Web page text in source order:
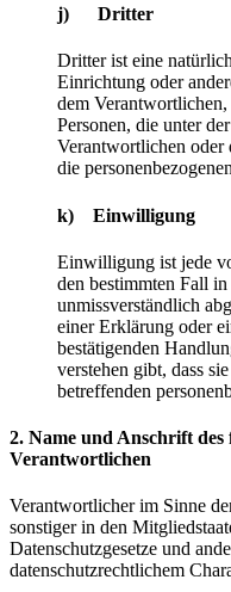
j) Dritter
Dritter ist eine
Einrichtung oder
dem
Personen, die unter
Verantwortlichen oder
die
k) Einwilligung
Einwilligung ist jede
den bestimmten Fall
unmissverständlich
einer Erklärung oder
bestätigenden
verstehen gibt, dass
betreffenden
2. Name und Anschrift
Verantwortlichen
Verantwortlicher im Sinne
sonstiger in den
Datenschutzgesetze und
datenschutzrechtlichem